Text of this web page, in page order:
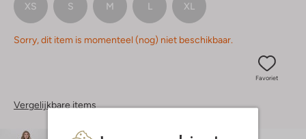
XS S M L XL
Sorry, dit item is momenteel (nog) niet beschikbaar.
Favoriet
Vergelijkbare items